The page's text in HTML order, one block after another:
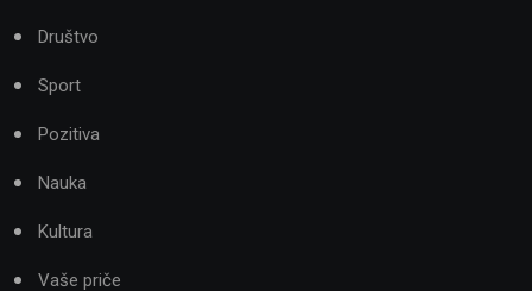
Društvo
Sport
Pozitiva
Nauka
Kultura
Vaše priče